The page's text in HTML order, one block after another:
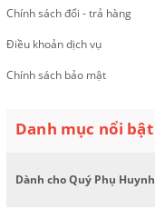
Chính sách đổi - trả hàng
Điều khoản dịch vụ
Chính sách bảo mật
Danh mục nổi bật
Dành cho Quý Phụ Huynh